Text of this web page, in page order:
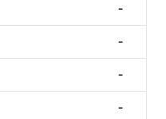
-
-
-
-